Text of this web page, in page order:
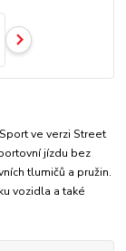
ve verzi Street
jízdu bez
tlumičů a pružin.
vozidla a také